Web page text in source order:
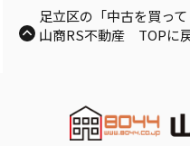
足立区の「中古を買っ
山商RS不動産 TOPに